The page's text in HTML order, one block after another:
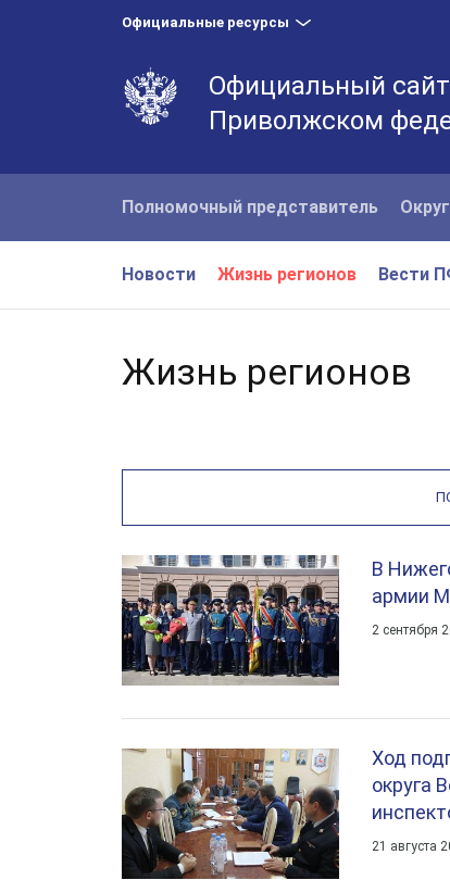
Официальные ресурсы
Официальный
Приволжском
Полномочный представитель Округ
Новости Жизнь регионов Вести
Жизнь регионов
В
армии
2 сентября
Ход
округа
21 августа